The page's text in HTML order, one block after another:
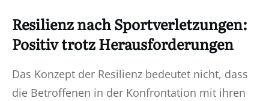
Resilienz nach Sportverletzungen:
Positiv trotz Herausforderungen
Das Konzept der Resilienz bedeutet nicht, dass
die Betroffenen in der Konfrontation mit ihren